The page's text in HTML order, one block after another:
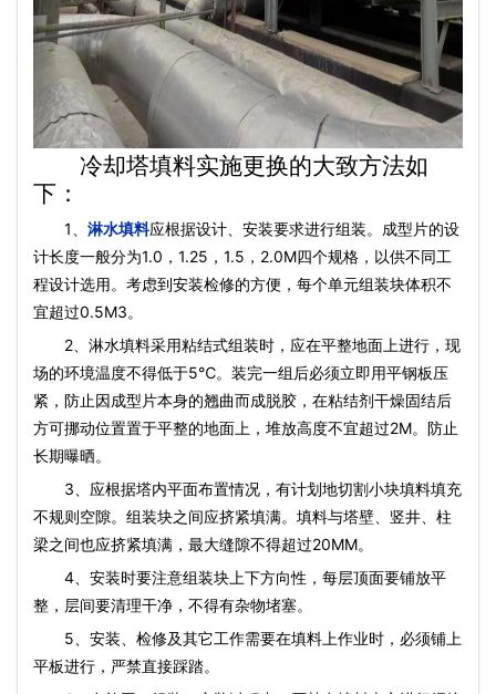
冷却塔填料实施更换的大致方法如
下：
1、 淋水填料应根据设计、安装要求进行组装。成型片的设
计长度一般分为1.0，1.25，1.5，2.0M四个规格，以供不同工
程设计选用。考虑到安装检修的方便，每个单元组装块体积不
宜超过0.5M3。
2、淋水填料采用粘结式组装时，应在平整地面上进行，现
场的环境温度不得低于5℃。装完一组后必须立即用平钢板压
紧，防止因成型片本身的翘曲而成脱胶，在粘结剂干燥固结后
方可挪动位置置于平整的地面上，堆放高度不宜超过2M。防止
长期曝晒。
3、应根据塔内平面布置情况，有计划地切割小块填料填充
不规则空隙。组装块之间应挤紧填满。填料与塔壁、竖井、柱
梁之间也应挤紧填满，最大缝隙不得超过20MM。
4、安装时要注意组装块上下方向性，每层顶面要铺放平
整，层间要清理干净，不得有杂物堵塞。
5、安装、检修及其它工作需要在填料上作业时，必须铺上
平板进行，严禁直接踩踏。